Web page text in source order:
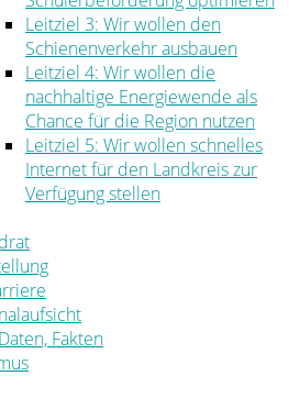
Leitziel 3: Wir wollen den
Schienenverkehr ausbauen
Leitziel 4: Wir wollen die
nachhaltige Energiewende als
Chance für die Region nutzen
Leitziel 5: Wir wollen schnelles
Internet für den Landkreis zur
Verfügung stellen
Fakten